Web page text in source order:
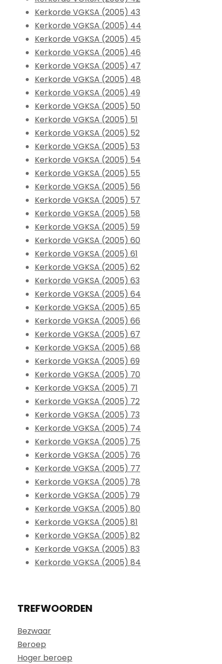
Kerkorde VGKSA (2005) 43
Kerkorde VGKSA (2005) 44
Kerkorde VGKSA (2005) 45
Kerkorde VGKSA (2005) 46
Kerkorde VGKSA (2005) 47
Kerkorde VGKSA (2005) 48
Kerkorde VGKSA (2005) 49
Kerkorde VGKSA (2005) 50
Kerkorde VGKSA (2005) 51
Kerkorde VGKSA (2005) 52
Kerkorde VGKSA (2005) 53
Kerkorde VGKSA (2005) 54
Kerkorde VGKSA (2005) 55
Kerkorde VGKSA (2005) 56
Kerkorde VGKSA (2005) 57
Kerkorde VGKSA (2005) 58
Kerkorde VGKSA (2005) 59
Kerkorde VGKSA (2005) 60
Kerkorde VGKSA (2005) 61
Kerkorde VGKSA (2005) 62
Kerkorde VGKSA (2005) 63
Kerkorde VGKSA (2005) 64
Kerkorde VGKSA (2005) 65
Kerkorde VGKSA (2005) 66
Kerkorde VGKSA (2005) 67
Kerkorde VGKSA (2005) 68
Kerkorde VGKSA (2005) 69
Kerkorde VGKSA (2005) 70
Kerkorde VGKSA (2005) 71
Kerkorde VGKSA (2005) 72
Kerkorde VGKSA (2005) 73
Kerkorde VGKSA (2005) 74
Kerkorde VGKSA (2005) 75
Kerkorde VGKSA (2005) 76
Kerkorde VGKSA (2005) 77
Kerkorde VGKSA (2005) 78
Kerkorde VGKSA (2005) 79
Kerkorde VGKSA (2005) 80
Kerkorde VGKSA (2005) 81
Kerkorde VGKSA (2005) 82
Kerkorde VGKSA (2005) 83
Kerkorde VGKSA (2005) 84
TREFWOORDEN
Bezwaar
Beroep
Hoger beroep